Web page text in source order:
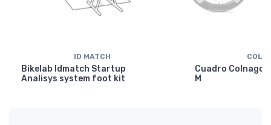
ID MATCH
Bikelab Idmatch Startup
Analisys system foot kit
Cuadro Colnago
M